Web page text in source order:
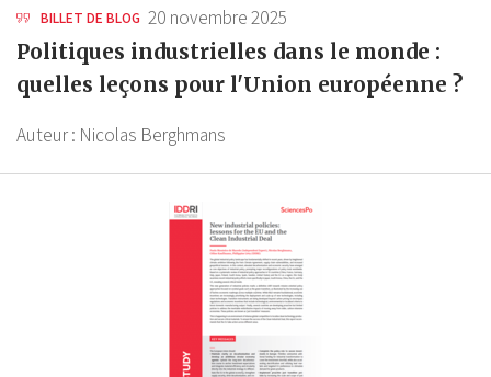
BILLET DE BLOG 20 novembre 2025
Politiques industrielles dans le monde :
quelles leçons pour l'Union européenne ?
Auteur : Nicolas Berghmans